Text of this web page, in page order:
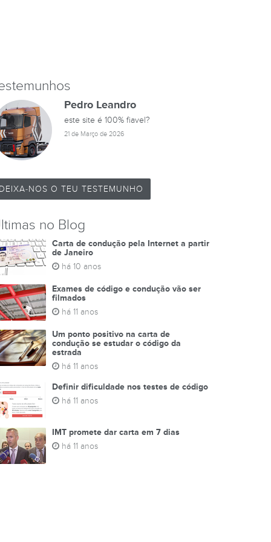
Pedro Leandro
este site é 100% fiavel?
21 de Março de 2026
DEIXA-NOS O TEU TESTEMUNHO
no Blog
Carta de condução pela Internet a partir
de Janeiro
há 10 anos
Exames de código e condução vão ser
filmados
há 11 anos
Um ponto positivo na carta de
condução se estudar o código da
estrada
há 11 anos
Definir dificuldade nos testes de código
há 11 anos
IMT promete dar carta em 7 dias
há 11 anos